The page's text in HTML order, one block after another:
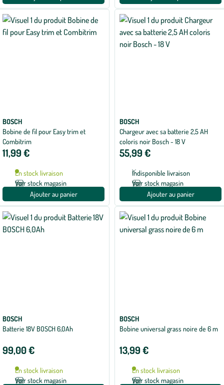
BOSCH
Bobine de fil pour Easy trim et
Combitrim
11,99 €
En stock livraison
Voir stock magasin
Ajouter au panier
BOSCH
Chargeur avec sa batterie 2,5 AH
coloris noir Bosch - 18 V
55,99 €
Indisponible livraison
Voir stock magasin
Ajouter au panier
BOSCH
Batterie 18V BOSCH 6,0Ah
99,00 €
En stock livraison
Voir stock magasin
BOSCH
Bobine universal grass noire de 6 m
13,99 €
En stock livraison
Voir stock magasin